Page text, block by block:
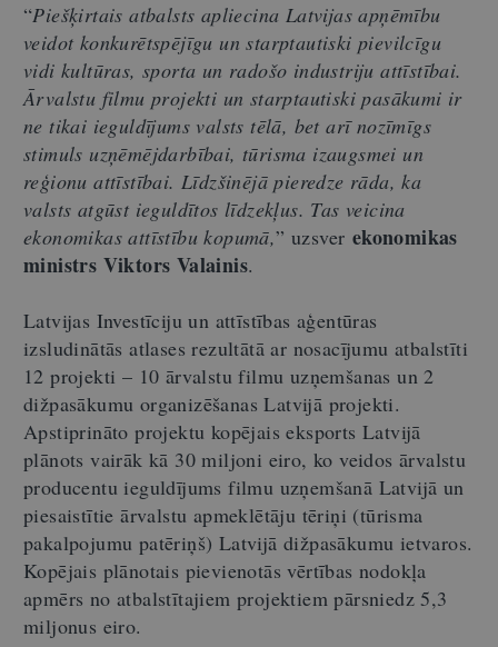
“Piešķirtais atbalsts apliecina Latvijas apņēmību
veidot konkurētspējīgu un starptautiski pievilcīgu
vidi kultūras, sporta un radošo industriju attīstībai.
Ārvalstu filmu projekti un starptautiski pasākumi ir
ne tikai ieguldījums valsts tēlā, bet arī nozīmīgs
stimuls uzņēmējdarbībai, tūrisma izaugsmei un
reģionu attīstībai. Līdzšinējā pieredze rāda, ka
valsts atgūst ieguldītos līdzekļus. Tas veicina
ekonomikas attīstību kopumā,” uzsver ekonomikas
ministrs Viktors Valainis.
Latvijas Investīciju un attīstības aģentūras
izsludinātās atlases rezultātā ar nosacījumu atbalstīti
12 projekti – 10 ārvalstu filmu uzņemšanas un 2
dižpasākumu organizēšanas Latvijā projekti.
Apstiprināto projektu kopējais eksports Latvijā
plānots vairāk kā 30 miljoni eiro, ko veidos ārvalstu
producentu ieguldījums filmu uzņemšanā Latvijā un
piesaistītie ārvalstu apmeklētāju tēriņi (tūrisma
pakalpojumu patēriņš) Latvijā dižpasākumu ietvaros.
Kopējais plānotais pievienotās vērtības nodokļa
apmērs no atbalstītajiem projektiem pārsniedz 5,3
miljonus eiro.